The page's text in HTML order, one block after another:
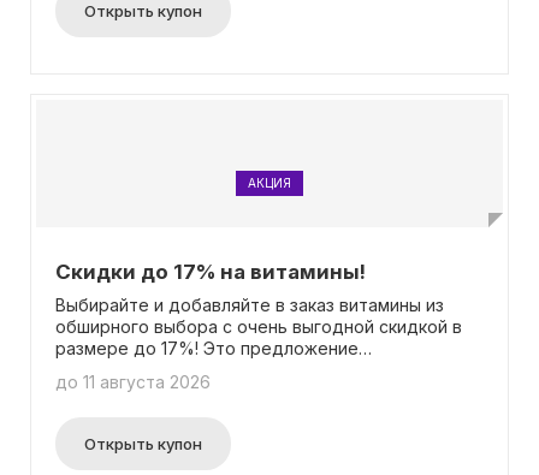
Открыть купон
АКЦИЯ
Скидки до 17% на витамины!
Выбирайте и добавляйте в заказ витамины из
обширного выбора с очень выгодной скидкой в
размере до 17%! Это предложение
Никаких промокодов не нужно вводить.
до 11 августа 2026
Открыть купон